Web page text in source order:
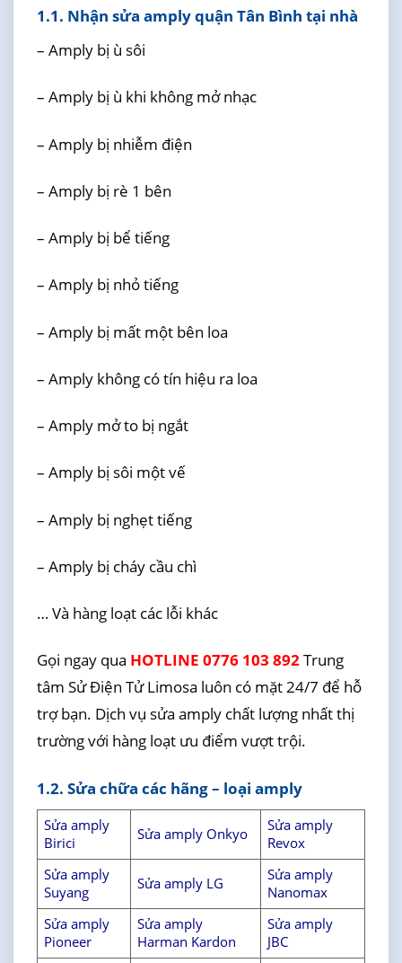
1.1. Nhận sửa amply quận Tân Bình tại nhà
– Amply bị ù sôi
– Amply bị ù khi không mở nhạc
– Amply bị nhiễm điện
– Amply bị rè 1 bên
– Amply bị bể tiếng
– Amply bị nhỏ tiếng
– Amply bị mất một bên loa
– Amply không có tín hiệu ra loa
– Amply mở to bị ngắt
– Amply bị sôi một vế
– Amply bị nghẹt tiếng
– Amply bị cháy cầu chì
… Và hàng loạt các lỗi khác
Gọi ngay qua HOTLINE 0776 103 892Trung
tâm Sử Điện Tử Limosa luôn có mặt 24/7 để hỗ
trợ bạn. Dịch vụ sửa amply chất lượng nhất thị
trường với hàng loạt ưu điểm vượt trội.
1.2. Sửa chữa các hãng – loại amply
Sửa amply
Birici
Sửa amply Onkyo
Sửa amply
Revox
Sửa amply
Suyang
Sửa amply LG
Sửa amply
Nanomax
Sửa amply
Pioneer
Sửa amply
Harman Kardon
Sửa amply
JBC